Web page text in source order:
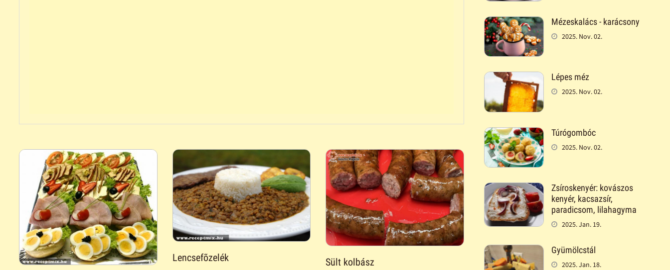
Lencsefõzelék Sült kolbász
Mézeskalács - karácsony
2025. Nov. 02.
Lépes méz
2025. Nov. 02.
Túrógombóc
2025. Nov. 02.
Zsíroskenyér: kovászos
kenyér, kacsazsír,
paradicsom, lilahagyma
2025. Jan. 19.
Gyümölcstál
2025. Jan. 18.